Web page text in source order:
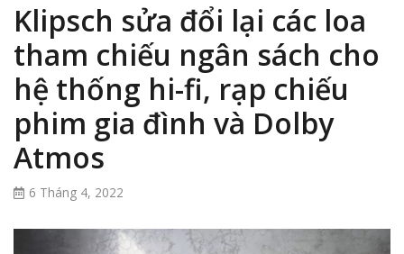
Klipsch sửa đổi lại các loa
tham chiếu ngân sách cho
hệ thống hi-fi, rạp chiếu
phim gia đình và Dolby
Atmos
6 Tháng 4, 2022